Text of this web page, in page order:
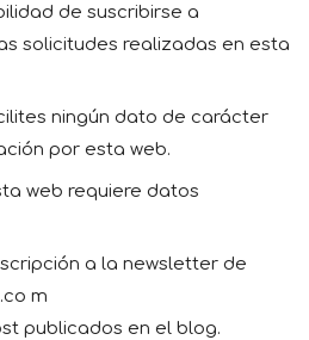
de suscribirse a
solicitudes realizadas en esta
ningún dato de carácter
por esta web.
web requiere datos
a la newsletter de
m
publicados en el blog.